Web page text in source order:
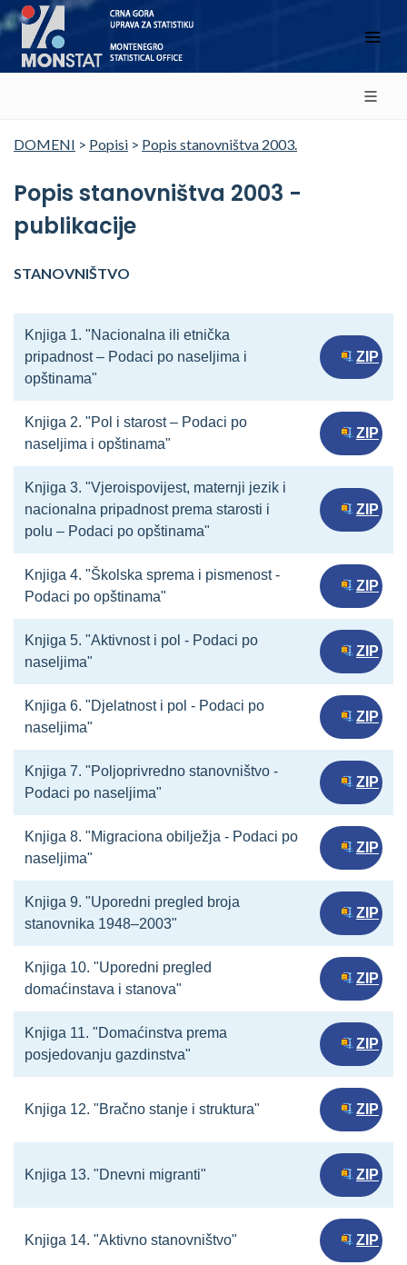
DOMENI > Popisi > Popis stanovništva 2003.
Popis stanovništva 2003 -
publikacije
STANOVNIŠTVO
Knjiga 1. "Nacionalna ili etnička
pripadnost – Podaci po naseljima i
opštinama"
ZIP
Knjiga 2. "Pol i starost – Podaci po
naseljima i opštinama"
ZIP
Knjiga 3. "Vjeroispovijest, maternji jezik i
nacionalna pripadnost prema starosti i
polu – Podaci po opštinama"
ZIP
Knjiga 4. "Školska sprema i pismenost -
Podaci po opštinama"
ZIP
Knjiga 5. "Aktivnost i pol - Podaci po
naseljima"
ZIP
Knjiga 6. "Djelatnost i pol - Podaci po
naseljima"
ZIP
Knjiga 7. "Poljoprivredno stanovništvo -
Podaci po naseljima"
ZIP
Knjiga 8. "Migraciona obilježja - Podaci po
naseljima"
ZIP
Knjiga 9. "Uporedni pregled broja
stanovnika 1948–2003"
ZIP
Knjiga 10. "Uporedni pregled
domaćinstava i stanova"
ZIP
Knjiga 11. "Domaćinstva prema
posjedovanju gazdinstva"
ZIP
Knjiga 12. "Bračno stanje i struktura" ZIP
Knjiga 13. "Dnevni migranti" ZIP
Knjiga 14. "Aktivno stanovništvo" ZIP